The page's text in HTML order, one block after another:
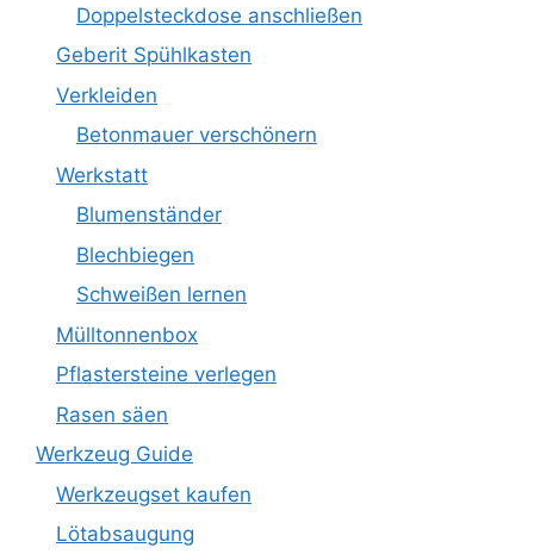
Doppelsteckdose anschließen
Geberit Spühlkasten
Verkleiden
Betonmauer verschönern
Werkstatt
Blumenständer
Blechbiegen
Schweißen lernen
Mülltonnenbox
Pflastersteine verlegen
Rasen säen
Werkzeug Guide
Werkzeugset kaufen
Lötabsaugung